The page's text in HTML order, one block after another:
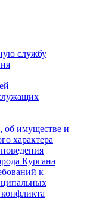
службу
об имуществе и
характера
Кургана
к